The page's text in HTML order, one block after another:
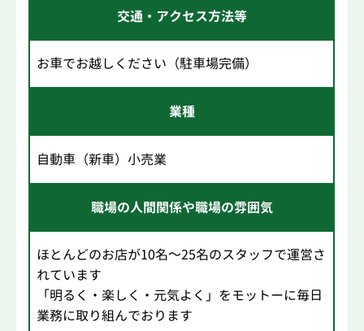
交通・アクセス方法等
お車でお越しください（駐車場完備）
業種
自動車（新車）小売業
職場の人間関係や職場の雰囲気
ほとんどのお店が10名～25名のスタッフで運営さ
れています
「明るく・楽しく・元気よく」をモットーに毎日
業務に取り組んでおります